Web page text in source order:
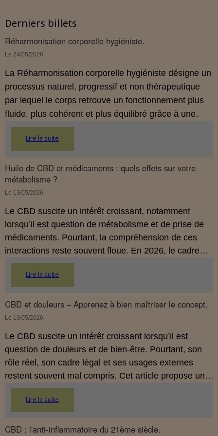
Derniers billets
Réharmonisation corporelle hygiéniste.
Le 24/05/2026
La Réharmonisation corporelle hygiéniste désigne un
processus naturel, progressif et non thérapeutique
par lequel le corps retrouve un fonctionnement plus
fluide, plus cohérent et plus équilibré grâce à une
hygiène de vie adaptée.
Lire la suite
Huile de CBD et médicaments : quels effets sur votre
métabolisme ?
Le 13/05/2026
Le CBD suscite un intérêt croissant, notamment
lorsqu’il est question de métabolisme et de prise de
médicaments. Pourtant, la compréhension de ces
interactions reste souvent floue. En 2026, le cadre
légal français impose des règles strictes : seuls les
usages externes du CBD sont autorisés. Cet article
propose une mise au point claire et accessible pour
comprendre comment le CBD s’inscrit dans une
démarche de prévention, sans ingestion et sans
Lire la suite
CBD et douleurs – Apprenez à bien maîtriser le concept.
Le 13/05/2026
Le CBD suscite un intérêt croissant lorsqu’il est
question de douleurs et de bien‑être. Pourtant, son
rôle réel, son cadre légal et ses usages externes
restent souvent mal compris. Cet article propose une
mise au point claire, moderne et conforme à la
réglementation française de 2026, afin de mieux
comprendre comment le CBD s’intègre dans une
approche globale de prévention.
Lire la suite
CBD : l'anti-inflammatoire du 21ème siècle.